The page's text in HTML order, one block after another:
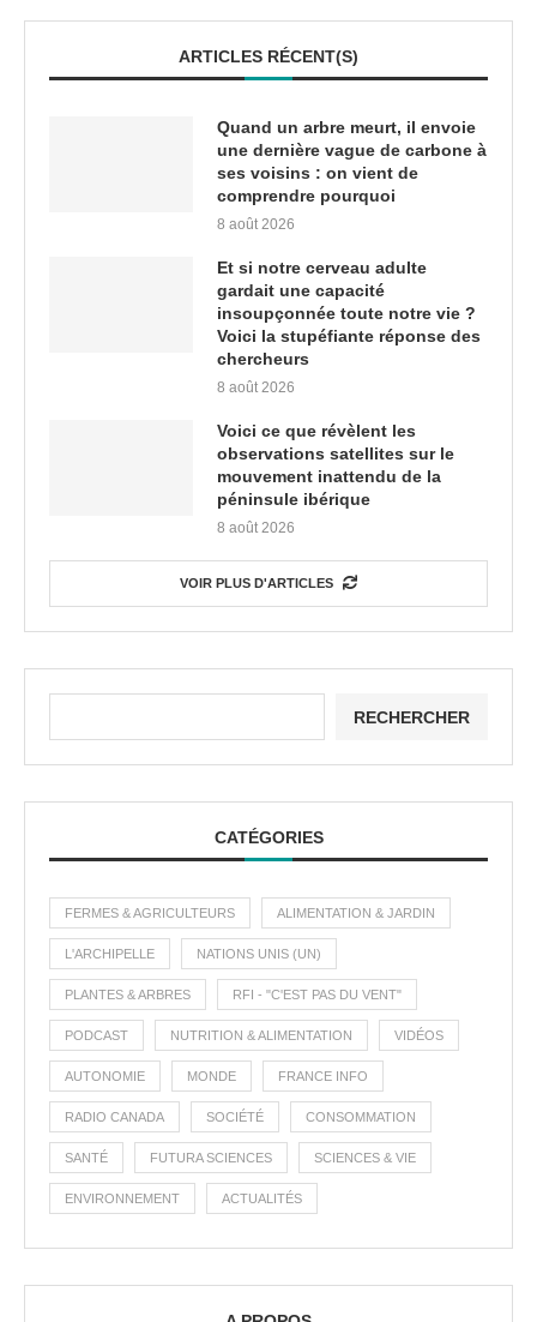
ARTICLES RÉCENT(S)
Quand un arbre meurt, il envoie
une dernière vague de carbone à
ses voisins : on vient de
comprendre pourquoi
8 août 2026
Et si notre cerveau adulte
gardait une capacité
insoupçonnée toute notre vie ?
Voici la stupéfiante réponse des
chercheurs
8 août 2026
Voici ce que révèlent les
observations satellites sur le
mouvement inattendu de la
péninsule ibérique
8 août 2026
VOIR PLUS D'ARTICLES
RECHERCHER
CATÉGORIES
FERMES & AGRICULTEURS ALIMENTATION & JARDIN
L'ARCHIPELLE NATIONS UNIS (UN)
PLANTES & ARBRES RFI - "C'EST PAS DU VENT"
PODCAST NUTRITION & ALIMENTATION VIDÉOS
AUTONOMIE MONDE FRANCE INFO
RADIO CANADA SOCIÉTÉ CONSOMMATION
SANTÉ FUTURA SCIENCES SCIENCES & VIE
ENVIRONNEMENT ACTUALITÉS